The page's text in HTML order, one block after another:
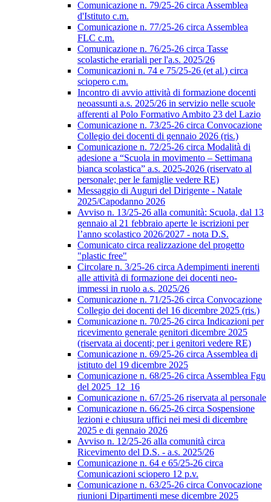
Comunicazione n. 79/25-26 circa Assemblea
d'Istituto c.m.
Comunicazione n. 77/25-26 circa Assemblea
FLC c.m.
Comunicazione n. 76/25-26 circa Tasse
scolastiche erariali per l'a.s. 2025/26
Comunicazioni n. 74 e 75/25-26 (et al.) circa
sciopero c.m.
Incontro di avvio attività di formazione docenti
neoassunti a.s. 2025/26 in servizio nelle scuole
afferenti al Polo Formativo Ambito 23 del Lazio
Comunicazione n. 73/25-26 circa Convocazione
Collegio dei docenti di gennaio 2026 (ris.)
Comunicazione n. 72/25-26 circa Modalità di
adesione a “Scuola in movimento – Settimana
bianca scolastica” a.s. 2025-2026 (riservato al
personale; per le famiglie vedere RE)
Messaggio di Auguri del Dirigente - Natale
2025/Capodanno 2026
Avviso n. 13/25-26 alla comunità: Scuola, dal 13
gennaio al 21 febbraio aperte le iscrizioni per
l’anno scolastico 2026/2027 - nota D.S.
Comunicato circa realizzazione del progetto
"plastic free"
Circolare n. 3/25-26 circa Adempimenti inerenti
alle attività di formazione dei docenti neo-
immessi in ruolo a.s. 2025/26
Comunicazione n. 71/25-26 circa Convocazione
Collegio dei docenti del 16 dicembre 2025 (ris.)
Comunicazione n. 70/25-26 circa Indicazioni per
ricevimento generale genitori dicembre 2025
(riservata ai docenti; per i genitori vedere RE)
Comunicazione n. 69/25-26 circa Assemblea di
istituto del 19 dicembre 2025
Comunicazione n. 68/25-26 circa Assemblea Fgu
del 2025_12_16
Comunicazione n. 67/25-26 riservata al personale
Comunicazione n. 66/25-26 circa Sospensione
lezioni e chiusura uffici nei mesi di dicembre
2025 e di gennaio 2026
Avviso n. 12/25-26 alla comunità circa
Ricevimento del D.S. - a.s. 2025/26
Comunicazione n. 64 e 65/25-26 circa
Comunicazioni sciopero 12 p.v.
Comunicazione n. 63/25-26 circa Convocazione
riunioni Dipartimenti mese dicembre 2025